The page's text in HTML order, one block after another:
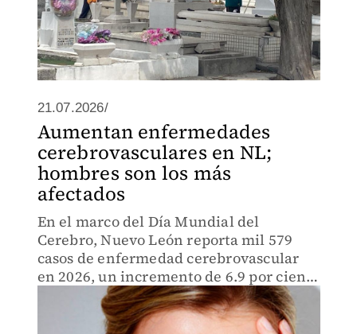
21.07.2026/
Aumentan enfermedades
cerebrovasculares en NL;
hombres son los más
afectados
En el marco del Día Mundial del
Cerebro, Nuevo León reporta mil 579
casos de enfermedad cerebrovascular
en 2026, un incremento de 6.9 por ciento
respecto al año pasado.